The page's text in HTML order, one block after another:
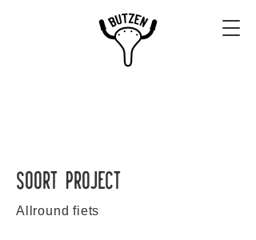
Soort project
Allround fiets